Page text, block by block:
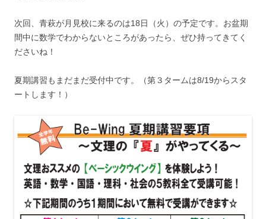
次回、青萩が月見校に来るのは18日（火）の予定です。お盆期
間中に数学でわからないところがあったら、ぜひ持ってきてく
ださいね！
夏期講習もまだまだ受付中です。（第３タームは8/19からスタ
ートします！）